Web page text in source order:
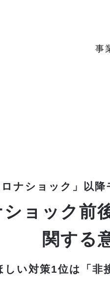
事
ナショック」以降
ショック前
関する
い対策1位は「非